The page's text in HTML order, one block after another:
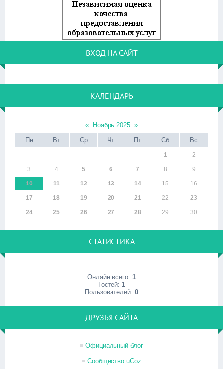
ВХОД НА САЙТ
КАЛЕНДАРЬ
« Ноябрь 2025 »
Пн
Вт Ср Чт Пт Сб Вс
1 2
3 4 5 6 7 8 9
10 11 12 13 14 15 16
17 18 19 20 21 22 23
24 25 26 27 28 29 30
СТАТИСТИКА
Онлайн всего: 1
Гостей: 1
Пользователей: 0
ДРУЗЬЯ САЙТА
Официальный блог
Сообщество uCoz